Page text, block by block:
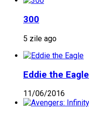
300
5 zile ago
Eddie the Eagle
11/06/2016